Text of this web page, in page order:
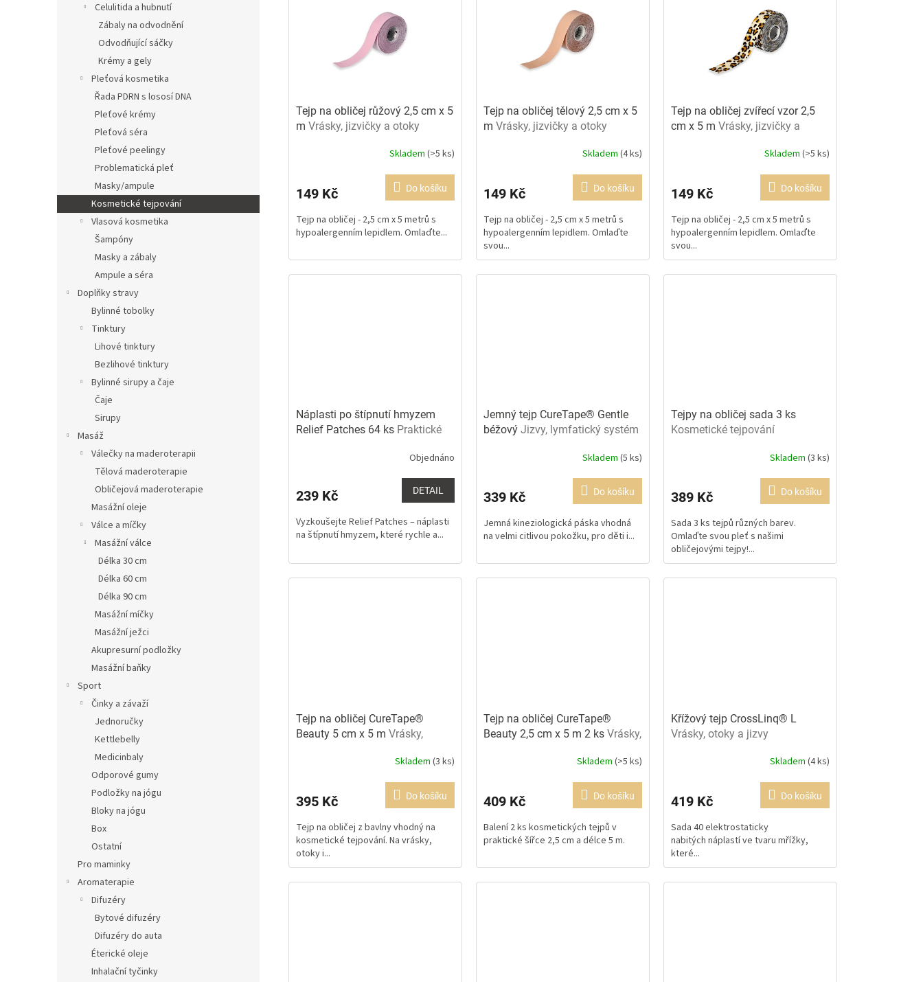
Celulitida a hubnutí
Zábaly na odvodnění
Odvodňující sáčky
Krémy a gely
Pleťová kosmetika
Řada PDRN s lososí DNA
Pleťové krémy
Pleťová séra
Pleťové peelingy
Problematická pleť
Masky/ampule
Kosmetické tejpování
Vlasová kosmetika
Šampóny
Masky a zábaly
Ampule a séra
Doplňky stravy
Bylinné tobolky
Tinktury
Lihové tinktury
Bezlihové tinktury
Bylinné sirupy a čaje
Čaje
Sirupy
Masáž
Válečky na maderoterapii
Tělová maderoterapie
Obličejová maderoterapie
Masážní oleje
Válce a míčky
Masážní válce
Délka 30 cm
Délka 60 cm
Délka 90 cm
Masážní míčky
Masážní ježci
Akupresurní podložky
Masážní baňky
Sport
Činky a závaží
Jednoručky
Kettlebelly
Medicinbaly
Odporové gumy
Podložky na jógu
Bloky na jógu
Box
Ostatní
Pro maminky
Aromaterapie
Difuzéry
Bytové difuzéry
Difuzéry do auta
Éterické oleje
Inhalační tyčinky
Tejp na obličej růžový 2,5 cm x 5
mVrásky, jizvičky a otoky
je
z
5
Skladem(>5 ks)
149 Kč Do košíku
Tejp na obličej - 2,5 cm x 5 metrů s
hypoalergenním lepidlem. Omlaďte...
Tejp na obličej tělový 2,5 cm x 5
mVrásky, jizvičky a otoky
je
z
5
hvězdiček.
Skladem (4 ks)
149 Kč Do košíku
Tejp na obličej - 2,5 cm x 5 metrů s
hypoalergenním lepidlem. Omlaďte
svou...
Tejp na obličej zvířecí vzor 2,5
cm x 5 m Vrásky, jizvičky a
je
z
5
hvězdiček.
Skladem (>5 ks)
149 Kč Do košíku
Tejp na obličej - 2,5 cm x 5 metrů s
hypoalergenním lepidlem. Omlaďte
svou...
Náplasti po štípnutí hmyzem
Relief Patches 64 ks Praktické
je
z
5
Objednáno
239 Kč DETAIL
Vyzkoušejte Relief Patches – náplasti
na štípnutí hmyzem, které rychle a...
Jemný tejp CureTape® Gentle
béžovýJizvy, lymfatický systém
je
z
5
Skladem (5 ks)
339 Kč Do košíku
Jemná kineziologická páska vhodná
na velmi citlivou pokožku, pro děti i...
Tejpy na obličej sada 3 ks
Kosmetické tejpování
je
z
5
hvězdiček.
Skladem (3 ks)
389 Kč Do košíku
Sada 3 ks tejpů různých barev.
Omlaďte svou pleť s našimi
obličejovými tejpy!...
Tejp na obličej CureTape®
Beauty 5 cm x 5 mVrásky,
je
z
5
hvězdiček.
Skladem(3 ks)
395 Kč Do košíku
Tejp na obličej z bavlny vhodný na
kosmetické tejpování. Na vrásky,
otoky i...
Tejp na obličej CureTape®
Beauty 2,5 cm x 5 m 2 ksVrásky,
je
z
5
Skladem (>5 ks)
409 Kč Do košíku
Balení 2 ks kosmetických tejpů v
praktické šířce 2,5 cm a délce 5 m.
Křížový tejp CrossLinq® L
Vrásky, otoky a jizvy
je
z
5
hvězdiček.
Skladem (4 ks)
419 Kč Do košíku
Sada 40 elektrostaticky
nabitých náplastí ve tvaru mřížky,
které...